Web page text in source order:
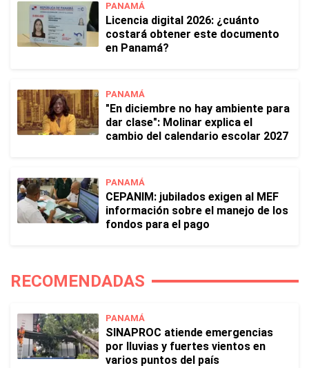
PANAMÁ
Licencia digital 2026: ¿cuánto
costará obtener este documento
en Panamá?
PANAMÁ
"En diciembre no hay ambiente para
dar clase": Molinar explica el
cambio del calendario escolar 2027
PANAMÁ
CEPANIM: jubilados exigen al MEF
información sobre el manejo de los
fondos para el pago
RECOMENDADAS
PANAMÁ
SINAPROC atiende emergencias
por lluvias y fuertes vientos en
varios puntos del país